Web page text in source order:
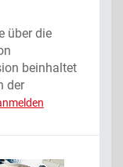
über die
beinhaltet
der